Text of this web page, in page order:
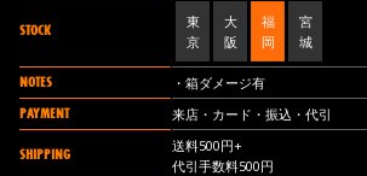
STOCK
東
京
大
阪
福
岡
宮
城
NOTES ・箱ダメージ有
PAYMENT 来店・カード・振込・代引
SHIPPING
送料500円+
代引手数料500円